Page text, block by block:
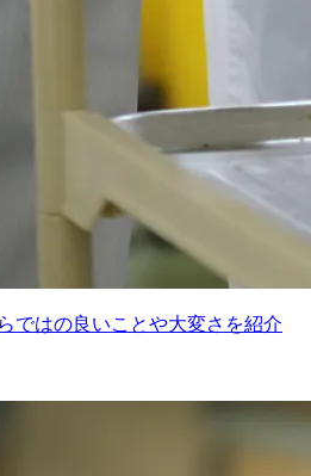
ではの良いことや大変さを紹介